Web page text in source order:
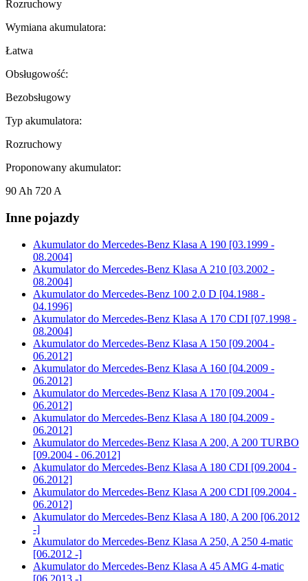
Rozruchowy
Wymiana akumulatora:
Łatwa
Obsługowość:
Bezobsługowy
Typ akumulatora:
Rozruchowy
Proponowany akumulator:
90 Ah 720 A
Inne pojazdy
Akumulator do Mercedes-Benz Klasa A 190 [03.1999 -
08.2004]
Akumulator do Mercedes-Benz Klasa A 210 [03.2002 -
08.2004]
Akumulator do Mercedes-Benz 100 2.0 D [04.1988 -
04.1996]
Akumulator do Mercedes-Benz Klasa A 170 CDI [07.1998 -
08.2004]
Akumulator do Mercedes-Benz Klasa A 150 [09.2004 -
06.2012]
Akumulator do Mercedes-Benz Klasa A 160 [04.2009 -
06.2012]
Akumulator do Mercedes-Benz Klasa A 170 [09.2004 -
06.2012]
Akumulator do Mercedes-Benz Klasa A 180 [04.2009 -
06.2012]
Akumulator do Mercedes-Benz Klasa A 200, A 200 TURBO
[09.2004 - 06.2012]
Akumulator do Mercedes-Benz Klasa A 180 CDI [09.2004 -
06.2012]
Akumulator do Mercedes-Benz Klasa A 200 CDI [09.2004 -
06.2012]
Akumulator do Mercedes-Benz Klasa A 180, A 200 [06.2012
-]
Akumulator do Mercedes-Benz Klasa A 250, A 250 4-matic
[06.2012 -]
Akumulator do Mercedes-Benz Klasa A 45 AMG 4-matic
[06.2013 -]